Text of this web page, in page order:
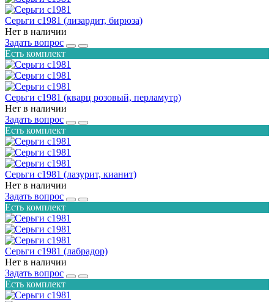
Серьги с1981 (лизардит, бирюза)
Нет в наличии
Задать вопрос
Есть комплект
Серьги с1981 (кварц розовый, перламутр)
Нет в наличии
Задать вопрос
Есть комплект
Серьги с1981 (лазурит, кианит)
Нет в наличии
Задать вопрос
Есть комплект
Серьги с1981 (лабрадор)
Нет в наличии
Задать вопрос
Есть комплект